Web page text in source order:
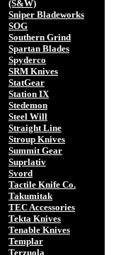
(S&W)
Sniper Bladeworks
SOG
Southern Grind
Spartan Blades
Spyderco
SRM Knives
StatGear
Station IX
Stedemon
Steel Will
Straight Line
Stroup Knives
Summit Gear
Suprlativ
Svord
Tactile Knife Co.
Takumitak
TEC Accessories
Tekta Knives
Tenable Knives
Templar
Terzuola